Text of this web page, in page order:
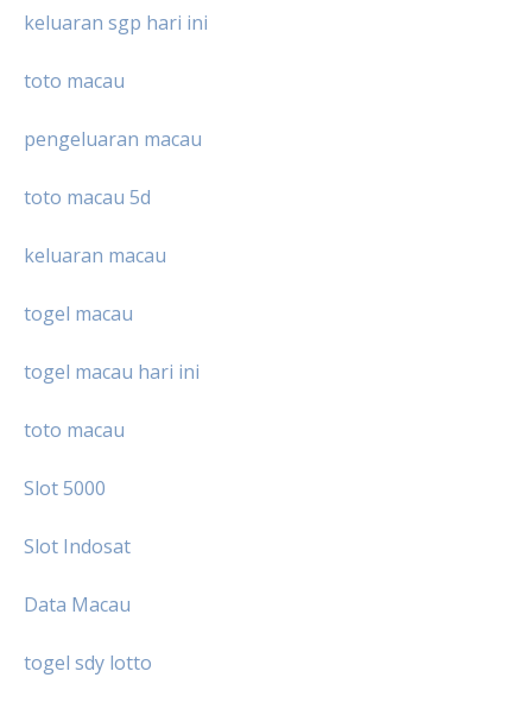
keluaran sgp hari ini
toto macau
pengeluaran macau
toto macau 5d
keluaran macau
togel macau
togel macau hari ini
toto macau
Slot 5000
Slot Indosat
Data Macau
togel sdy lotto